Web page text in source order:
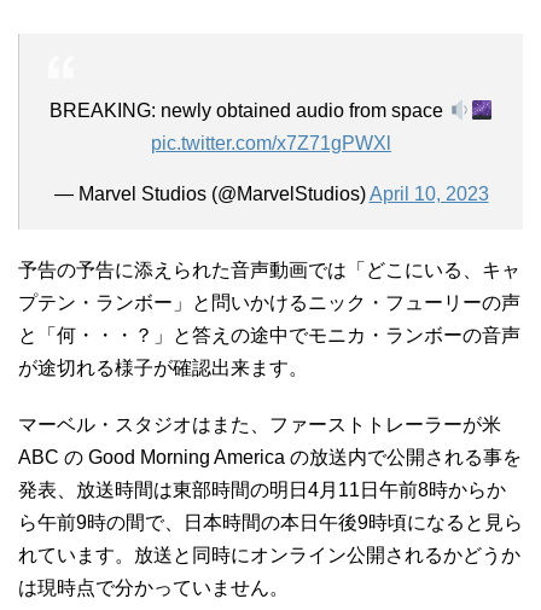
BREAKING: newly obtained audio from space
pic.twitter.com/x7Z71gPWXl
— Marvel Studios (@MarvelStudios)April 10, 2023
予告の予告に添えられた音声動画では「どこにいる、キャ
プテン・ランボー」と問いかけるニック・フューリーの声
と「何・・・？」と答えの途中でモニカ・ランボーの音声
が途切れる様子が確認出来ます。
マーベル・スタジオはまた、ファーストトレーラーが米
ABC の Good Morning America の放送内で公開される事を
発表、放送時間は東部時間の明日4月11日午前8時からか
ら午前9時の間で、日本時間の本日午後9時頃になると見ら
れています。放送と同時にオンライン公開されるかどうか
は現時点で分かっていません。